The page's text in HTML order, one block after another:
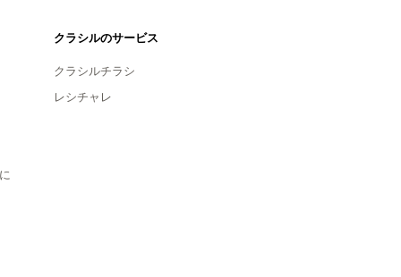
クラシルのサービス
クラシルチラシ
レシチャレ